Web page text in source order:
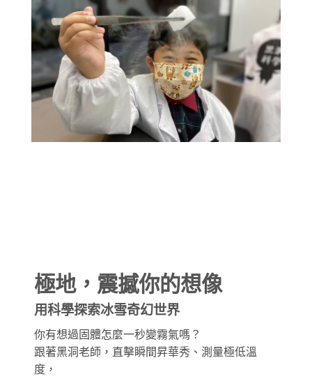
極地，震撼你的想像
用科學探索冰雪奇幻世界
你有想過固體怎麼一秒變霧氣嗎？
跟著黑洞老師，直擊瞬間昇華秀、測量極低溫
度，